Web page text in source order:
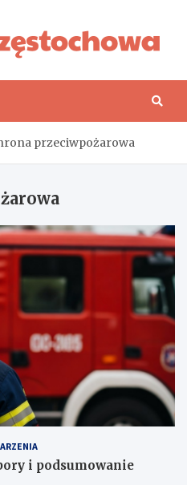
przeciwpożarowa
i podsumowanie